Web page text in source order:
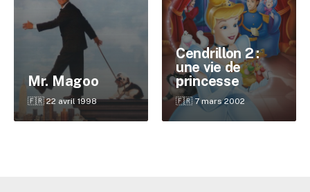
Mr. Magoo
🇫🇷 22 avril 1998
Cendrillon 2 :
une vie de
princesse
🇫🇷 7 mars 2002